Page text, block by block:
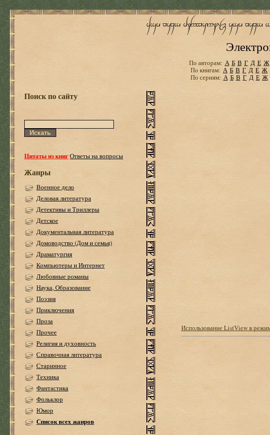
По авторам: А Б В Г Д Е Ж
По книгам: А Б В Г Д Е Ж
По сериям: А Б В Г Д Е Ж
Поиск по сайту
Цитаты из книгОтветы на вопросы
Жанры
Военное дело
Деловая литература
Детективы и Триллеры
Детское
Документальная литература
Домоводство (Дом и семья)
Драматургия
Компьютеры и Интернет
Любовные романы
Наука, Образование
Поэзия
Приключения
Проза
Прочее
Религия и духовность
Справочная литература
Старинное
Техника
Фантастика
Фольклор
Юмор
Список всех жанров
Использование ListView в